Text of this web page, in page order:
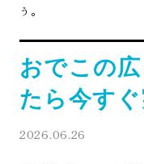
う。
おでこの
たら今す
2026.06.26